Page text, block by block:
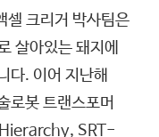
크리거 박사팀은
살아있는 돼지에
다. 이어 지난해
로봇 트랜스포머
SRT-